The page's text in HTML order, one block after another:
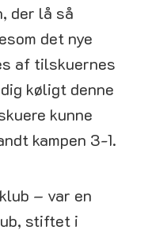
der lå så
det nye
af tilskuernes
køligt denne
kunne
kampen 3-1.
– var en
stiftet i